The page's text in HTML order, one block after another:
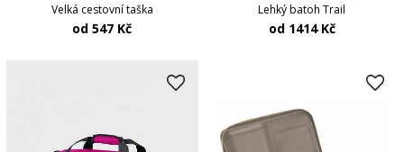
Velká cestovní taška
od 547 Kč
Lehký batoh Trail
od 1414 Kč